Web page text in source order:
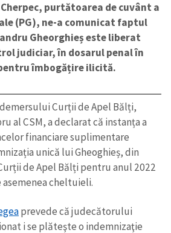
purtătoarea de cuvânt a
(PG), ne-a comunicat faptul
Gheorghieș este liberat
judiciar, în dosarul penal în
îmbogățire ilicită.
Curții de Apel Bălți,
al CSM, a declarat că instanța a
financiare suplimentare
unică lui Gheoghieș, din
de Apel Bălți pentru anul 2022
cheltuieli.
prevede că judecătorului
i se plăteşte o indemnizaţie